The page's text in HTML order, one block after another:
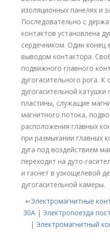
изоляционных панелях и
Последовательно с
контактов установлена
сердечником. Один конец
выводом контактора.
подвижного главного
дугогасительного рога. К
дугогасительной
пластины, служащие
магнитного потока,
расположения главных
при размыкании главных
дуга под воздействием
переходит на дуто-
и гаснет в узкощелевой
дугогасительной камеры.
⇐Электромагнитные
30А | Электропоезда
| Электромагнитный